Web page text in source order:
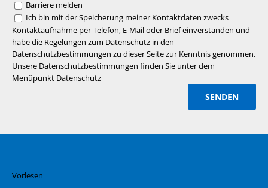
Barriere melden
Ich bin mit der Speicherung meiner Kontaktdaten zwecks
Kontaktaufnahme per Telefon, E-Mail oder Brief einverstanden und
habe die Regelungen zum Datenschutz in den
Datenschutzbestimmungen zu dieser Seite zur Kenntnis genommen.
Unsere Datenschutzbestimmungen finden Sie unter dem
Menüpunkt Datenschutz
Vorlesen